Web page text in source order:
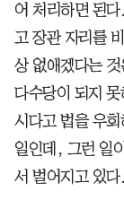
어 처리하면 된
고 장관 자리를
상 없애겠다는
다수당이 되지
시다고 법을 우
일인데, 그런 일
서 벌어지고 있다.